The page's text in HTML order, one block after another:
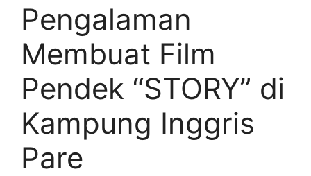
Pengalaman
Membuat Film
Pendek “STORY” di
Kampung Inggris
Pare